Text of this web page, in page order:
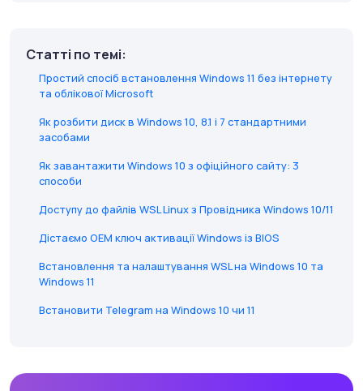
Статті по темі:
Простий спосіб встановлення Windows 11 без інтернету
та облікової Microsoft
Як розбити диск в Windows 10, 8.1 і 7 стандартними
засобами
Як завантажити Windows 10 з офіційного сайту: 3
способи
Доступу до файлів WSL Linux з Провідника Windows 10/11
Дістаємо OEM ключ активації Windows із BIOS
Встановлення та налаштування WSL на Windows 10 та
Windows 11
Встановити Telegram на Windows 10 чи 11